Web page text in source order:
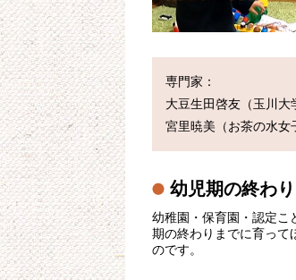
専門家：
大豆生田啓友（玉川大
幼児期の終わ
幼稚園・保育園・認定こ
期の終わりまでに育って
のです。